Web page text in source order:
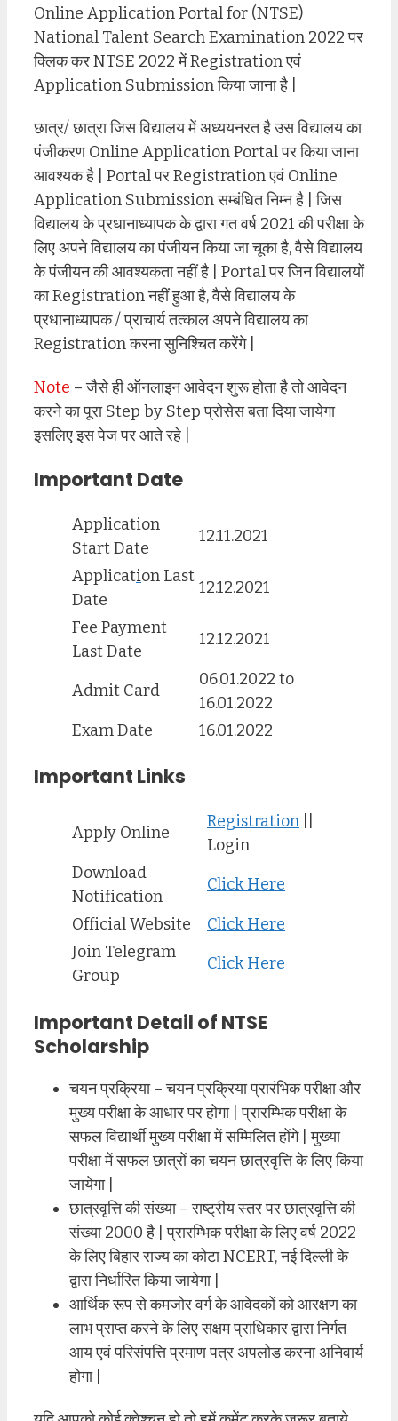
Online Application Portal for (NTSE)
National Talent Search Examination 2022 पर
क्लिक कर NTSE 2022 में Registration एवं
Application Submission किया जाना है |
छात्र/ छात्रा जिस विद्यालय में अध्ययनरत है उस विद्यालय का
पंजीकरण Online Application Portal पर किया जाना
आवश्यक है | Portal पर Registration एवं Online
Application Submission सम्बंधित निम्न है | जिस
विद्यालय के प्रधानाध्यापक के द्वारा गत वर्ष 2021 की परीक्षा के
लिए अपने विद्यालय का पंजीयन किया जा चूका है, वैसे विद्यालय
के पंजीयन की आवश्यकता नहीं है | Portal पर जिन विद्यालयों
का Registration नहीं हुआ है, वैसे विद्यालय के
प्रधानाध्यापक / प्राचार्य तत्काल अपने विद्यालय का
Registration करना सुनिश्चित करेंगे |
Note – जैसे ही ऑनलाइन आवेदन शुरू होता है तो आवेदन
करने का पूरा Step by Step प्रोसेस बता दिया जायेगा
इसलिए इस पेज पर आते रहे |
Important Date
Application
Start Date
12.11.2021
Application Last
Date
12.12.2021
Fee Payment
Last Date
12.12.2021
Admit Card
06.01.2022 to
16.01.2022
Exam Date
16.01.2022
Important Links
Apply Online
Registration
Login
Download
Notification
Click Here
Official Website
Click Here
Join Telegram
Group
Click Here
Important Detail of NTSE
Scholarship
चयन प्रक्रिया – चयन प्रक्रिया प्रारंभिक परीक्षा और
मुख्य परीक्षा के आधार पर होगा | प्रारम्भिक परीक्षा के
सफल विद्यार्थी मुख्य परीक्षा में सम्मिलित होंगे | मुख्या
परीक्षा में सफल छात्रों का चयन छात्रवृत्ति के लिए किया
जायेगा |
छात्रवृत्ति की संख्या – राष्ट्रीय स्तर पर छात्रवृत्ति की
संख्या 2000 है | प्रारम्भिक परीक्षा के लिए वर्ष 2022
के लिए बिहार राज्य का कोटा NCERT, नई दिल्ली के
द्वारा निर्धारित किया जायेगा |
आर्थिक रूप से कमजोर वर्ग के आवेदकों को आरक्षण का
लाभ प्राप्त करने के लिए सक्षम प्राधिकार द्वारा निर्गत
आय एवं परिसंपत्ति प्रमाण पत्र अपलोड करना अनिवार्य
होगा |